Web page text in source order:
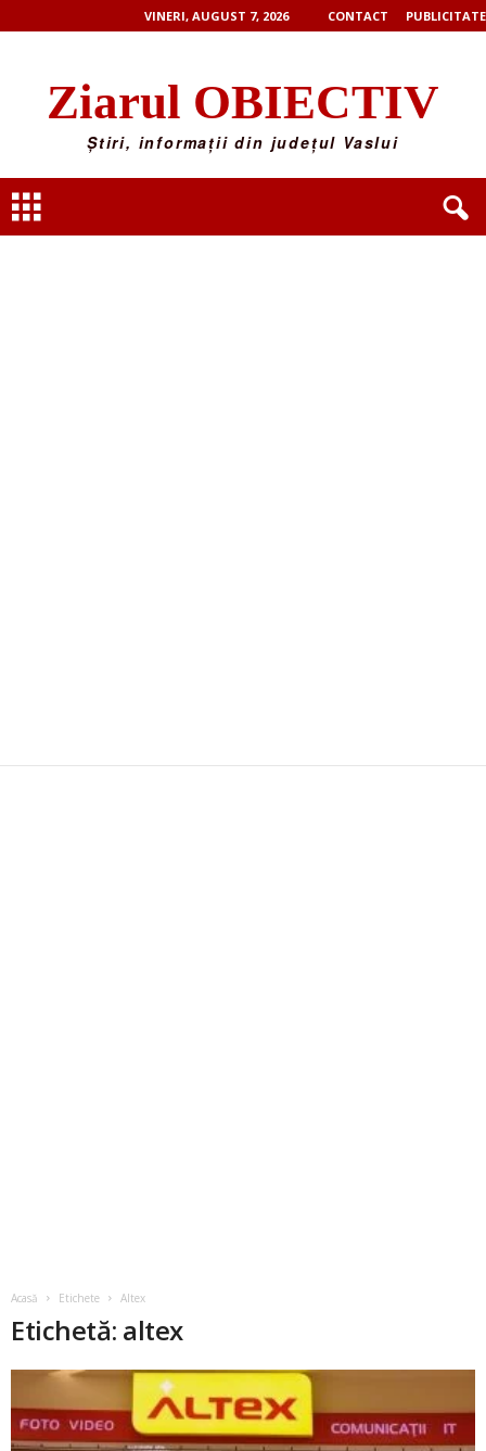
VINERI, AUGUST 7, 2026 CONTACT PUBLICITATE
Ziarul OBIECTIV
Știri, informații din județul Vaslui
Acasă Etichete Altex
Etichetă: altex